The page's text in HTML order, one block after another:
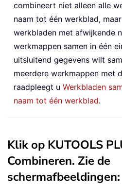
combineert niet alleen alle
naam tot één werkblad,
werkbladen met afwijkende
werkmappen samen in één
uitsluitend gegevens wilt
meerdere werkmappen met
raadpleegt u Werkbladen
naam tot één werkblad.
Klik op KUTOOLS
Combineren. Zie de
schermafbeeldingen: